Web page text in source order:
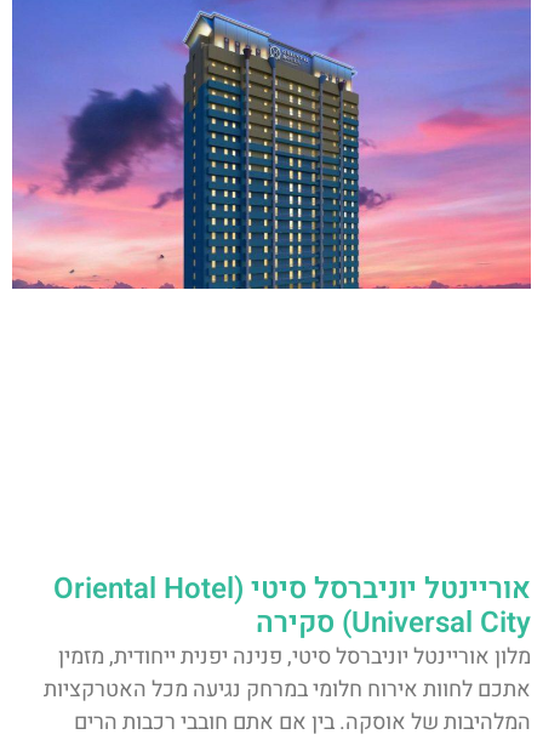
אוריינטל יוניברסל סיטי (Oriental Hotel
Universal City) סקירה
מלון אוריינטל יוניברסל סיטי, פנינה יפנית ייחודית, מזמין
אתכם לחוות אירוח חלומי במרחק נגיעה מכל האטרקציות
המלהיבות של אוסקה. בין אם אתם חובבי רכבות הרים